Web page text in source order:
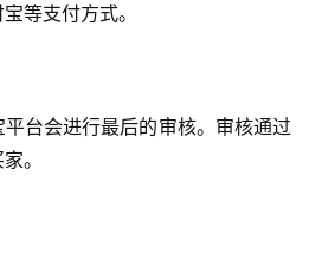
等支付方式。
台会进行最后的审核。审核通过
。